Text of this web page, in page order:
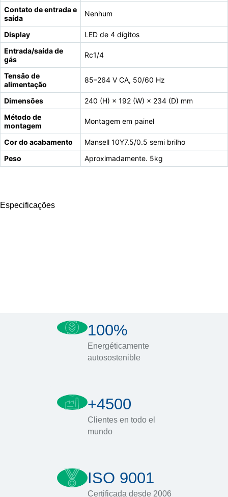
Contato de entrada e
saída
Nenhum
Display
LED de 4 dígitos
Entrada/saída de
gás
Rc1/4
Tensão de
alimentação
85–264 V CA, 50/60 Hz
Dimensões
240 (H) × 192 (W) × 234 (D) mm
Método de
montagem
Montagem em painel
Cor do acabamento
Mansell 10Y7.5/0.5 semi brilho
Peso
Aproximadamente. 5kg
Especificações
100%
Energéticamente
autosostenible
+4500
Clientes en todo el
mundo
ISO 9001
Certificada desde 2006